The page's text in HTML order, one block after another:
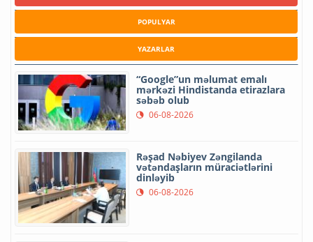
POPULYAR
YAZARLAR
“Google”un məlumat emalı
mərkəzi Hindistanda etirazlara
səbəb olub
06-08-2026
Rəşad Nəbiyev Zəngilanda
vətəndaşların müraciətlərini
dinləyib
06-08-2026